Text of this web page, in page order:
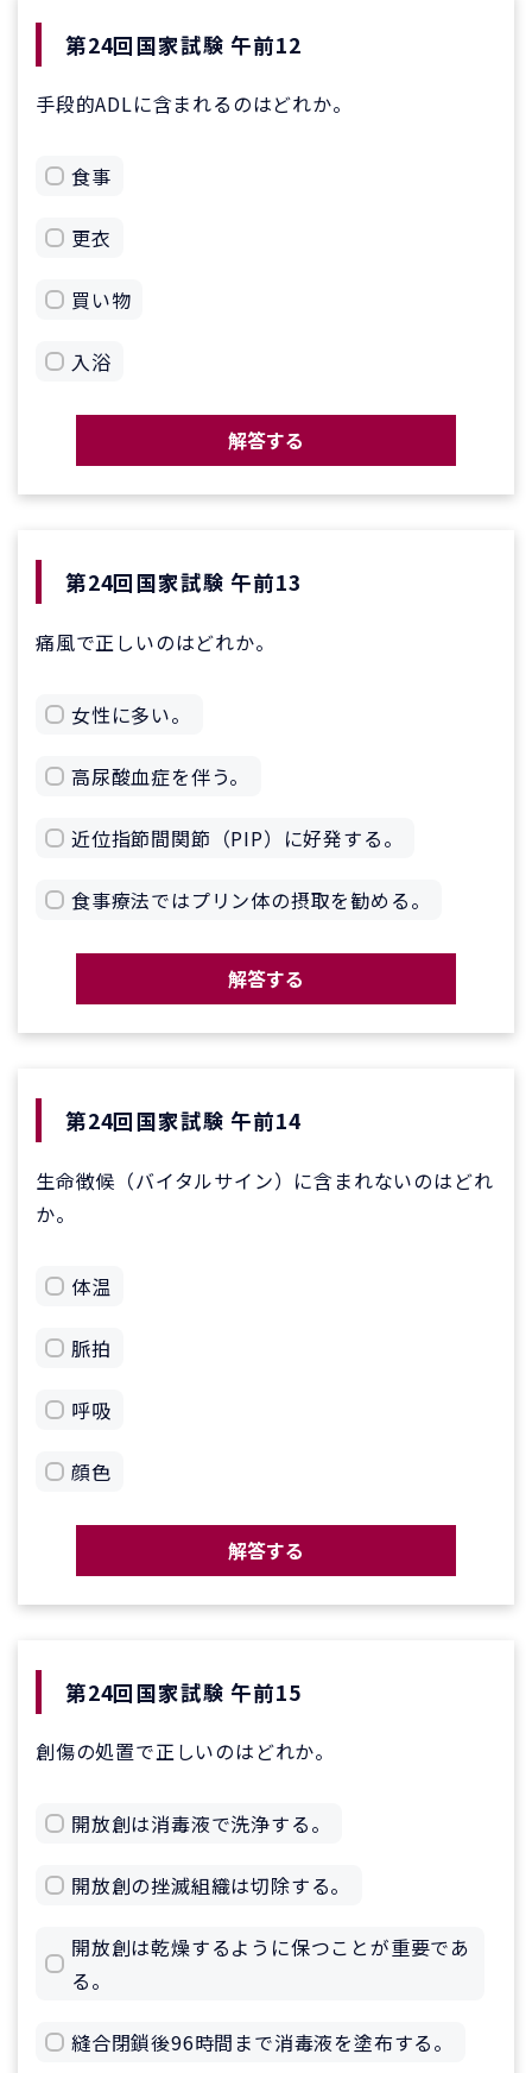
第24回国家試験 午前12
手段的ADLに含まれるのはどれか。
食事
更衣
買い物
入浴
解答する
第24回国家試験 午前13
痛風で正しいのはどれか。
女性に多い。
高尿酸血症を伴う。
近位指節間関節（PIP）に好発する。
食事療法ではプリン体の摂取を勧める。
解答する
第24回国家試験 午前14
生命徴候（バイタルサイン）に含まれないのはどれ
か。
体温
脈拍
呼吸
顔色
解答する
第24回国家試験 午前15
創傷の処置で正しいのはどれか。
開放創は消毒液で洗浄する。
開放創の挫滅組織は切除する。
開放創は乾燥するように保つことが重要であ
る。
縫合閉鎖後96時間まで消毒液を塗布する。